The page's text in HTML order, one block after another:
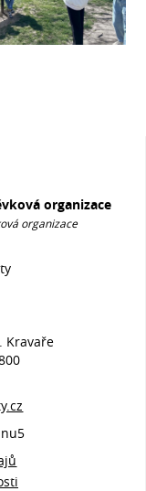
organizace
organizace
Kravaře